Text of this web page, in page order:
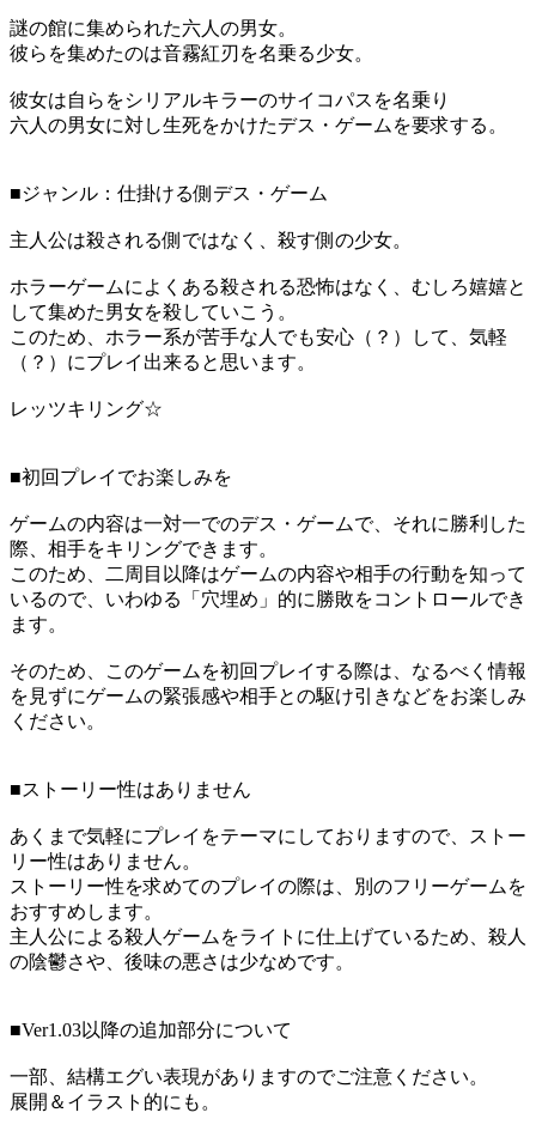
謎の館に集められた六人の男女。
彼らを集めたのは音霧紅刃を名乗る少女。
彼女は自らをシリアルキラーのサイコパスを名乗り
六人の男女に対し生死をかけたデス・ゲームを要求する。
■ジャンル：仕掛ける側デス・ゲーム
主人公は殺される側ではなく、殺す側の少女。
ホラーゲームによくある殺される恐怖はなく、むしろ嬉嬉と
して集めた男女を殺していこう。
このため、ホラー系が苦手な人でも安心（？）して、気軽
（？）にプレイ出来ると思います。
レッツキリング☆
■初回プレイでお楽しみを
ゲームの内容は一対一でのデス・ゲームで、それに勝利した
際、相手をキリングできます。
このため、二周目以降はゲームの内容や相手の行動を知って
いるので、いわゆる「穴埋め」的に勝敗をコントロールでき
ます。
そのため、このゲームを初回プレイする際は、なるべく情報
を見ずにゲームの緊張感や相手との駆け引きなどをお楽しみ
ください。
■ストーリー性はありません
あくまで気軽にプレイをテーマにしておりますので、ストー
リー性はありません。
ストーリー性を求めてのプレイの際は、別のフリーゲームを
おすすめします。
主人公による殺人ゲームをライトに仕上げているため、殺人
の陰鬱さや、後味の悪さは少なめです。
■Ver1.03以降の追加部分について
一部、結構エグい表現がありますのでご注意ください。
展開＆イラスト的にも。